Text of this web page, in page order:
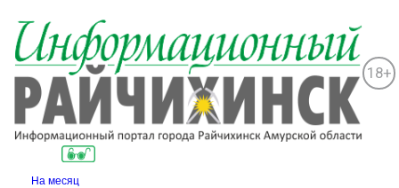
18+
На месяц